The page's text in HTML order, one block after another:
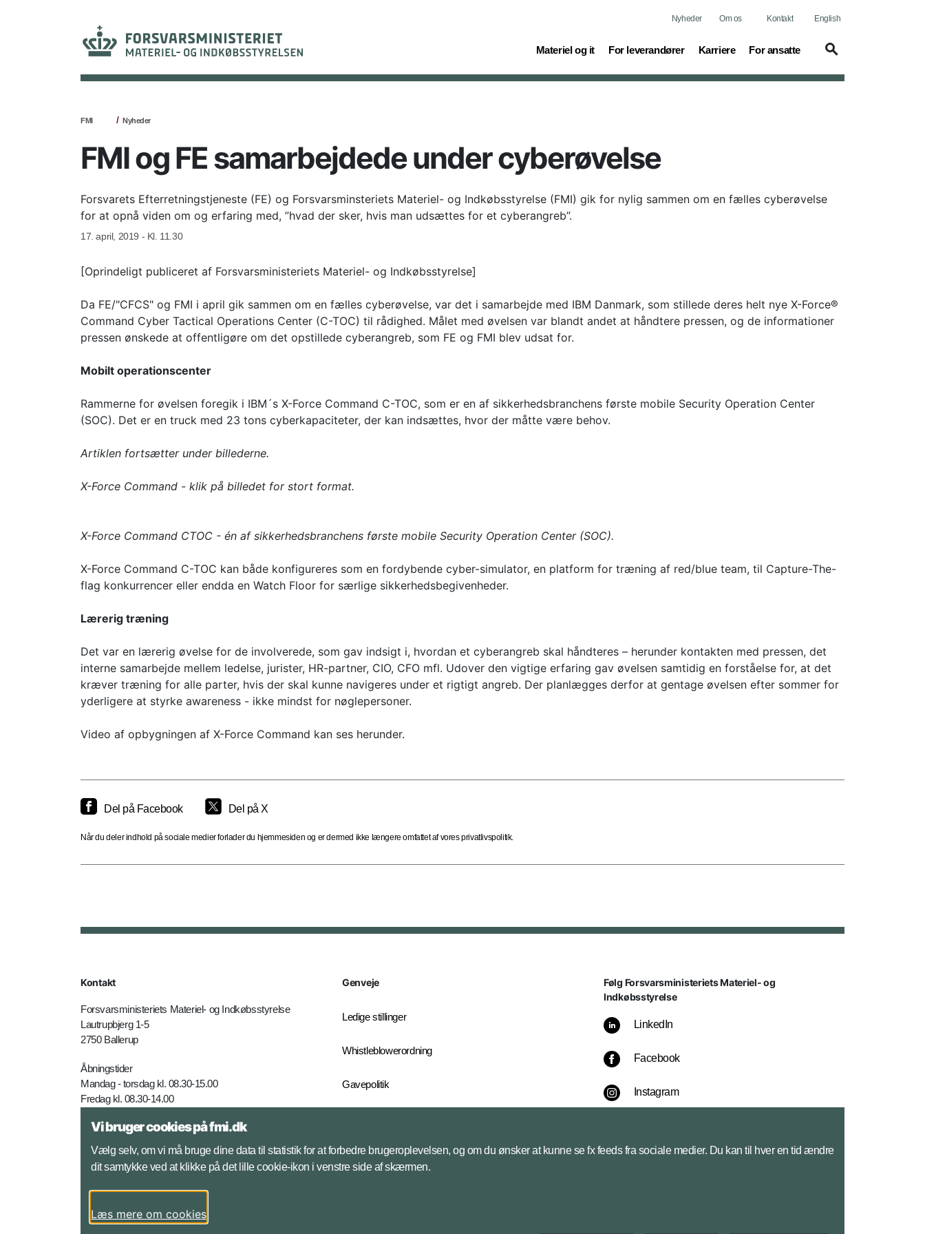
Nyheder Om os Kontakt English
Materiel og it
(current) For leverandører
(current) Karriere
(current) For ansatte
FMI Nyheder
FMI og FE samarbejdede under cyberøvelse
Forsvarets Efterretningstjeneste (FE) og Forsvarsminsteriets Materiel- og Indkøbsstyrelse (FMI) gik for nylig sammen om en fælles cyberøvelse
for at opnå viden om og erfaring med, ”hvad der sker, hvis man udsættes for et cyberangreb”.
17. april, 2019 - Kl. 11.30
[Oprindeligt publiceret af Forsvarsministeriets Materiel- og Indkøbsstyrelse]
Da FE/"CFCS" og FMI i april gik sammen om en fælles cyberøvelse, var det i samarbejde med IBM Danmark, som stillede deres helt nye X-Force®
Command Cyber Tactical Operations Center (C-TOC) til rådighed. Målet med øvelsen var blandt andet at håndtere pressen, og de informationer
pressen ønskede at offentligøre om det opstillede cyberangreb, som FE og FMI blev udsat for.
Mobilt operationscenter
Rammerne for øvelsen foregik i IBM´s X-Force Command C-TOC, som er en af sikkerhedsbranchens første mobile Security Operation Center
(SOC). Det er en truck med 23 tons cyberkapaciteter, der kan indsættes, hvor der måtte være behov.
Artiklen fortsætter under billederne.
X-Force Command - klik på billedet for stort format.
X-Force Command CTOC - én af sikkerhedsbranchens første mobile Security Operation Center (SOC).
X-Force Command C-TOC kan både konfigureres som en fordybende cyber-simulator, en platform for træning af red/blue team, til Capture-The-
flag konkurrencer eller endda en Watch Floor for særlige sikkerhedsbegivenheder.
Lærerig træning
Det var en lærerig øvelse for de involverede, som gav indsigt i, hvordan et cyberangreb skal håndteres – herunder kontakten med pressen, det
interne samarbejde mellem ledelse, jurister, HR-partner, CIO, CFO mfl. Udover den vigtige erfaring gav øvelsen samtidig en forståelse for, at det
kræver træning for alle parter, hvis der skal kunne navigeres under et rigtigt angreb. Der planlægges derfor at gentage øvelsen efter sommer for
yderligere at styrke awareness - ikke mindst for nøglepersoner.
Video af opbygningen af X-Force Command kan ses herunder.
Del på Facebook Del på X
Når du deler indhold på sociale medier forlader du hjemmesiden og er dermed ikke længere omfattet af vores privatlivspolitik.
Kontakt
Forsvarsministeriets Materiel- og Indkøbsstyrelse
Lautrupbjerg 1-5
2750 Ballerup
Åbningstider
Mandag - torsdag kl. 08.30-15.00
Fredag kl. 08.30-14.00
Telefon: +45 7281 4000
Genveje
Ledige stillinger
Whistleblowerordning
Gavepolitik
Industrikontoret
Følg Forsvarsministeriets Materiel- og
Indkøbsstyrelse
LinkedIn
Facebook
Instagram
Vi bruger cookies på fmi.dk
Vælg selv, om vi må bruge dine data til statistik for at forbedre brugeroplevelsen, og om du ønsker at kunne se fx feeds fra sociale medier. Du kan til hver en tid ændre
dit samtykke ved at klikke på det lille cookie-ikon i venstre side af skærmen.
Læs mere om cookies